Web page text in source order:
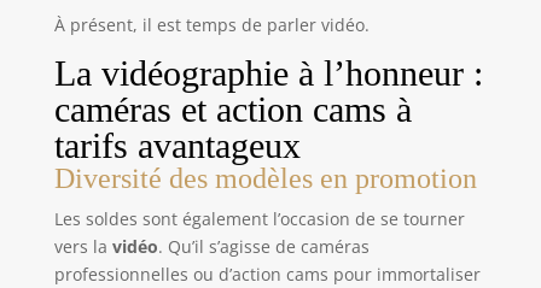
À présent, il est temps de parler vidéo.
La vidéographie à l’honneur :
caméras et action cams à
tarifs avantageux
Diversité des modèles en promotion
Les soldes sont également l’occasion de se tourner
vers la vidéo. Qu’il s’agisse de caméras
professionnelles ou d’action cams pour immortaliser